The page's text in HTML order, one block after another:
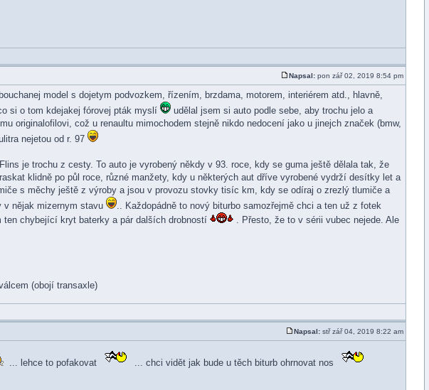
Napsal: pon zář 02, 2019 8:54 pm
model s dojetym podvozkem, řízením, brzdama, motorem, interiérem atd., hlavně,
si o tom kdejakej fórovej pták myslí
udělal jsem si auto podle sebe, aby trochu jelo a
originalofilovi, což u renaultu mimochodem stejně nikdo nedocení jako u jinejch značek (bmw,
nejetou od r. 97
je trochu z cesty. To auto je vyrobený někdy v 93. roce, kdy se guma ještě dělala tak, že
klidně po půl roce, různé manžety, kdy u některých aut dříve vyrobené vydrží desítky let a
s měchy ještě z výroby a jsou v provozu stovky tisíc km, kdy se odíraj o zrezlý tlumiče a
v nějak mizernym stavu
.. Každopádně to nový biturbo samozřejmě chci a ten už z fotek
ten chybející kryt baterky a pár dalších drobností
. Přesto, že to v sérii vubec nejede. Ale
(obojí transaxle)
Napsal: stř zář 04, 2019 8:22 am
... lehce to pofakovat ... chci vidět jak bude u těch biturb ohrnovat nos